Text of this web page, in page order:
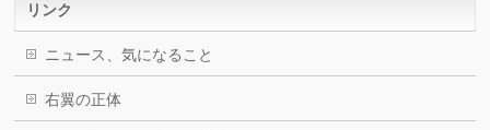
リンク
ニュース、気になること
右翼の正体